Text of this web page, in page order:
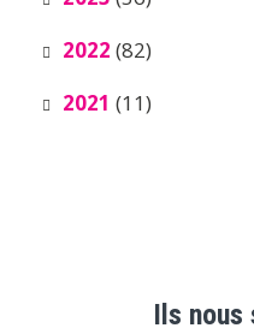
2022 (82)
2021 (11)
Ils nous